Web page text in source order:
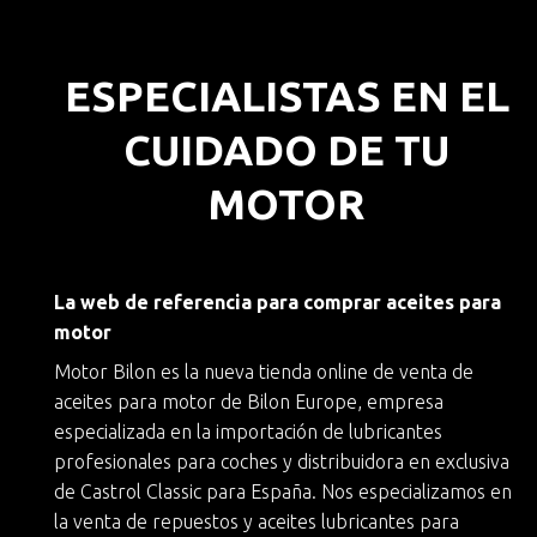
ESPECIALISTAS EN EL
CUIDADO DE TU
MOTOR
La web de referencia para comprar aceites para
motor
Motor Bilon es la nueva tienda online de venta de
aceites para motor de Bilon Europe, empresa
especializada en la importación de lubricantes
profesionales para coches y distribuidora en exclusiva
de Castrol Classic para España. Nos especializamos en
la venta de repuestos y aceites lubricantes para